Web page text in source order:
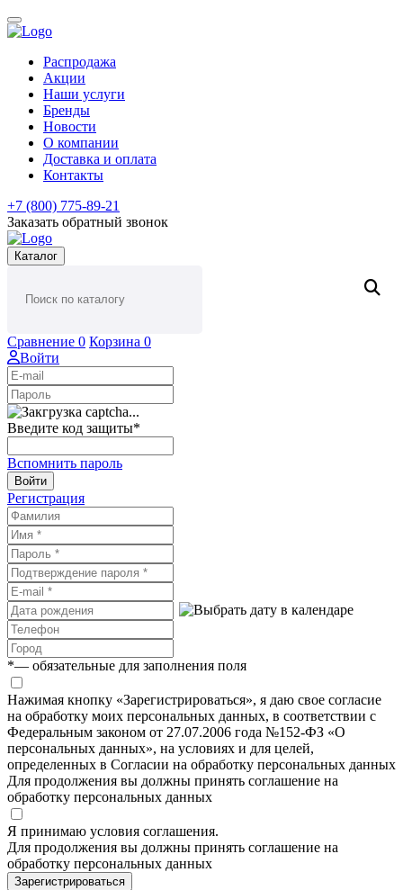
Распродажа
Акции
Наши услуги
Бренды
Новости
О компании
Доставка и оплата
Контакты
+7 (800) 775-89-21
Заказать обратный звонок
Каталог
Сравнение 0 Корзина 0
Войти
Введите код защиты*
Вспомнить пароль
Войти
Регистрация
*— обязательные для заполнения поля
Нажимая кнопку «Зарегистрироваться», я даю свое согласие
на обработку моих персональных данных, в соответствии с
Федеральным законом от 27.07.2006 года №152-ФЗ «О
персональных данных», на условиях и для целей,
определенных в Согласии на обработку персональных данных
Для продолжения вы должны принять соглашение на
обработку персональных данных
Я принимаю условия соглашения.
Для продолжения вы должны принять соглашение на
обработку персональных данных
Зарегистрироваться